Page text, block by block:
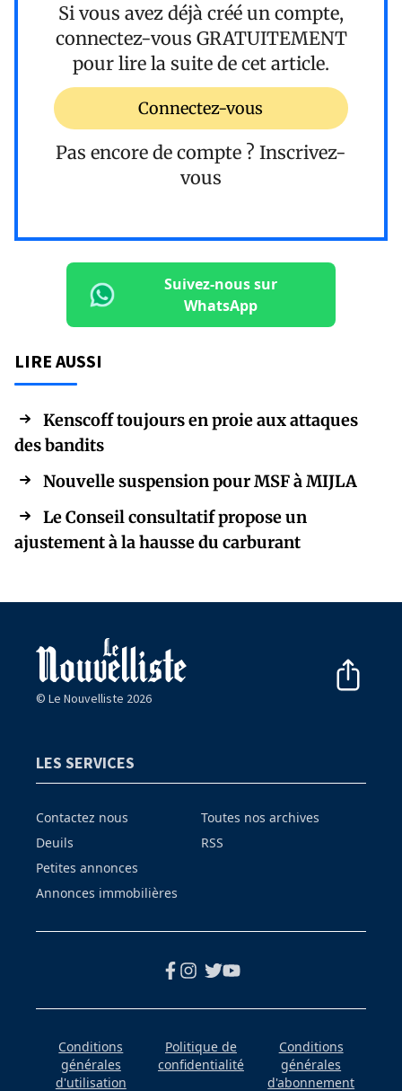
Si vous avez déjà créé un compte,
connectez-vous GRATUITEMENT
pour lire la suite de cet article.
Connectez-vous
Pas encore de compte ? Inscrivez-
vous
Suivez-nous sur
WhatsApp
LIRE AUSSI
Kenscoff toujours en proie aux attaques
des bandits
Nouvelle suspension pour MSF à MIJLA
Le Conseil consultatif propose un
ajustement à la hausse du carburant
© Le Nouvelliste 2026
LES SERVICES
Contactez nous
Deuils
Petites annonces
Annonces immobilières
Toutes nos archives
RSS
Conditions
générales
d'utilisation
Politique de
confidentialité
Conditions
générales
d'abonnement